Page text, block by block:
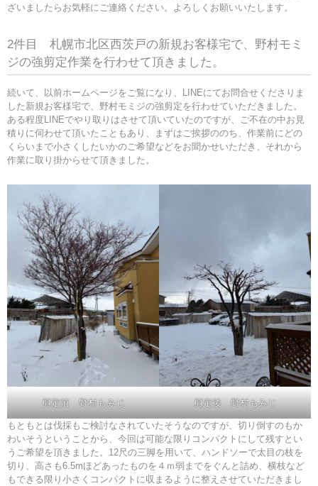
ざいましたらお気軽にご連絡ください。よろしくお願いいたします。
2件目 札幌市北区西茨戸の新規お客様宅で、野村モミ
ジの強剪定作業を行わせて頂きました。
続いて、以前ホームページをご覧になり、LINEにてお問合せくださりま
した新規お客様宅で、野村モミジの強剪定を行わせていただきました。
ある程度LINEでやり取りはさせて頂いていたのですが、ご不在の中お見
積りに伺わせて頂いたこともあり、まずはご挨拶ののち、作業前にどの
くらいまで小さくしたいかのご希望などをお聞かせいただき、それから
作業に取り掛からせて頂きました。
剪定前 野村もみじ 剪定後 野村もみじ
もともとは伐採もご検討なされていたそうなのですが、切り倒すのもか
わいそうということから、今回は可能な限りコンパクトにして残すとい
うご希望を頂きました。12尺の三脚を用いて、ハンドソーで太目の枝を
切り、高さも6.5mほどあったものを４ｍ弱までをぐんと詰め、横枝など
もできる限り小さくコンパクトに収まるように整えさせていただきまし